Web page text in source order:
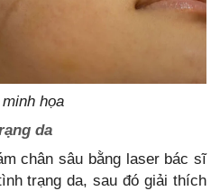
họa
da
chân sâu bằng laser bác sĩ
trạng da, sau đó giải thích